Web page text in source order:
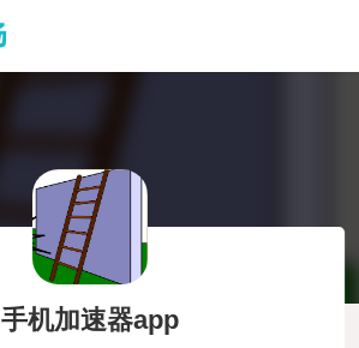
手机加速器app